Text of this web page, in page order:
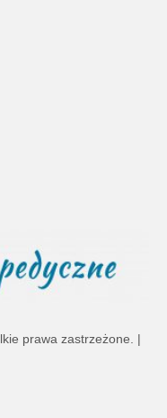
prawa zastrzeżone. |